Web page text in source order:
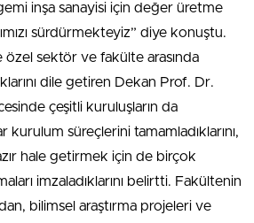
inşa sanayisi için değer üretme
sürdürmekteyiz” diye konuştu.
özel sektör ve fakülte arasında
dile getiren Dekan Prof. Dr.
çeşitli kuruluşların da
kurulum süreçlerini tamamladıklarını,
hale getirmek için de birçok
imzaladıklarını belirtti. Fakültenin
bilimsel araştırma projeleri ve